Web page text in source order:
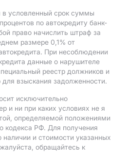
в условленный срок суммы
по автокредиту банк-
право начислить штраф за
размере 0,1% от
При несоблюдении
данные о нарушителе
реестр должников и
для взыскания задолженности.
исключительно
и ни при каких условиях не я
определяемой положениями
кодекса РФ. Для получения
и стоимости указанных
обращайтесь к